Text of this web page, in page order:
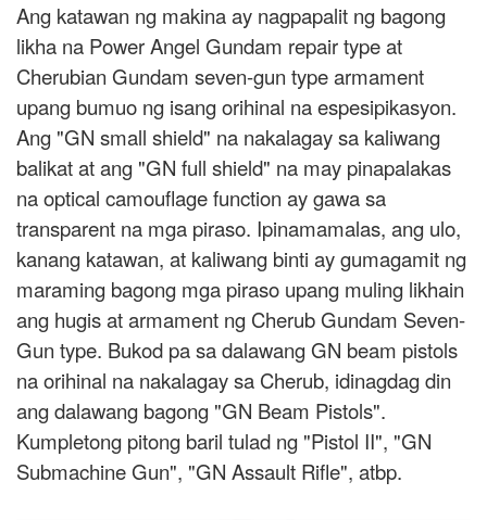
Ang katawan ng makina ay nagpapalit ng bagong
likha na Power Angel Gundam repair type at
Cherubian Gundam seven-gun type armament
upang bumuo ng isang orihinal na espesipikasyon.
Ang "GN small shield" na nakalagay sa kaliwang
balikat at ang "GN full shield" na may pinapalakas
na optical camouflage function ay gawa sa
transparent na mga piraso. Ipinamamalas, ang ulo,
kanang katawan, at kaliwang binti ay gumagamit ng
maraming bagong mga piraso upang muling likhain
ang hugis at armament ng Cherub Gundam Seven-
Gun type. Bukod pa sa dalawang GN beam pistols
na orihinal na nakalagay sa Cherub, idinagdag din
ang dalawang bagong "GN Beam Pistols".
Kumpletong pitong baril tulad ng "Pistol II", "GN
Submachine Gun", "GN Assault Rifle", atbp.